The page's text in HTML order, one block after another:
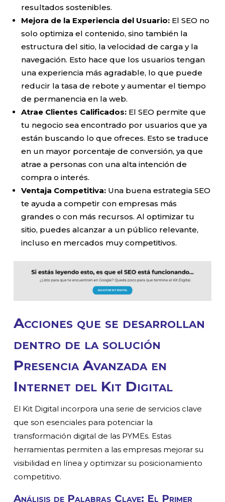
resultados sostenibles.
Mejora de la Experiencia del Usuario: El SEO no
solo optimiza el contenido, sino también la
estructura del sitio, la velocidad de carga y la
navegación. Esto hace que los usuarios tengan
una experiencia más agradable, lo que puede
reducir la tasa de rebote y aumentar el tiempo
de permanencia en la web.
Atrae Clientes Calificados: El SEO permite que
tu negocio sea encontrado por usuarios que ya
están buscando lo que ofreces. Esto se traduce
en un mayor porcentaje de conversión, ya que
atrae a personas con una alta intención de
compra o interés.
Ventaja Competitiva: Una buena estrategia SEO
te ayuda a competir con empresas más
grandes o con más recursos. Al optimizar tu
sitio, puedes alcanzar a un público relevante,
incluso en mercados muy competitivos.
Acciones que se desarrollan
dentro de la solución
Presencia Avanzada en
Internet del Kit Digital
El Kit Digital incorpora una serie de servicios clave
que son esenciales para potenciar la
transformación digital de las PYMEs. Estas
herramientas permiten a las empresas mejorar su
visibilidad en línea y optimizar su posicionamiento
competitivo.
Análisis de Palabras Clave: El Primer